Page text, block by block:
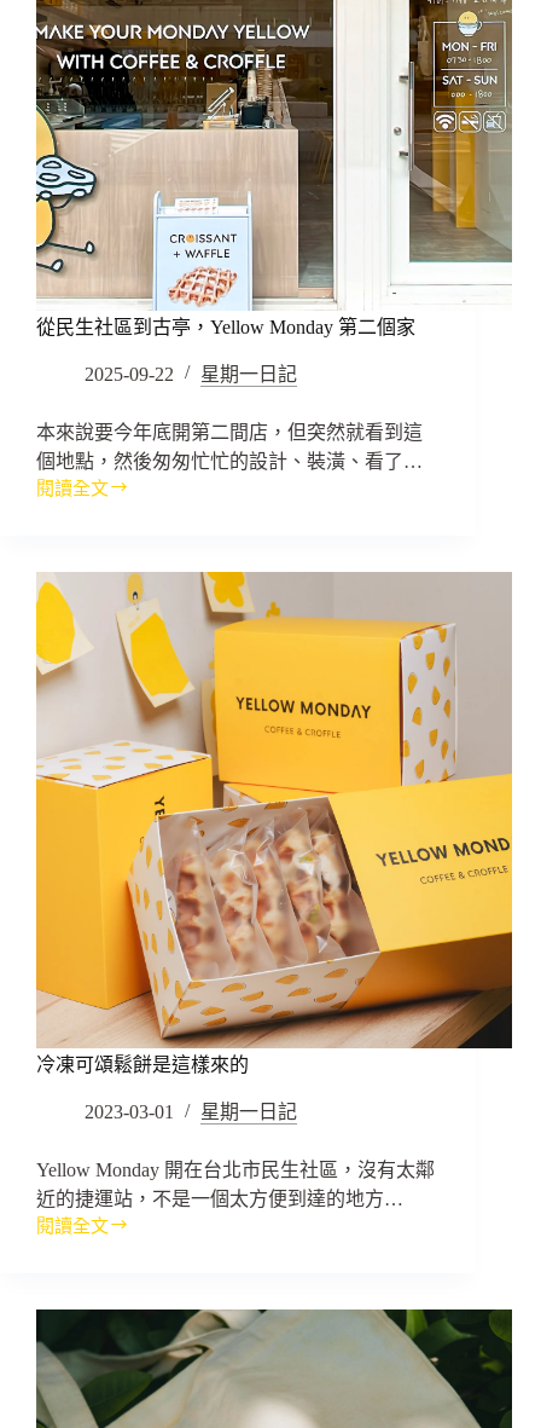
的
你
從民生社區到古亭，Yellow Monday 第二個家
2025-09-22 星期一日記
本來說要今年底開第二間店，但突然就看到這
個地點，然後匆匆忙忙的設計、裝潢、看了…
閱讀全文
從
社
區
古
亭，
Yellow
二
冷凍可頌鬆餅是這樣來的
2023-03-01 星期一日記
Yellow Monday 開在台北市民生社區，沒有太鄰
近的捷運站，不是一個太方便到達的地方…
閱讀全文
冷
頌
鬆
餅
是
這